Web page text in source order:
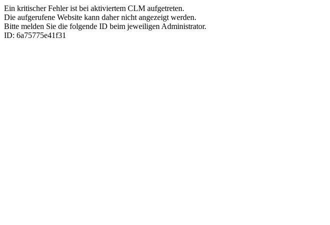
Ein kritischer Fehler ist bei aktiviertem CLM aufgetreten.
Die aufgerufene Website kann daher nicht angezeigt werden.
Bitte melden Sie die folgende ID beim jeweiligen Administrator.
ID: 6a75775e41f31